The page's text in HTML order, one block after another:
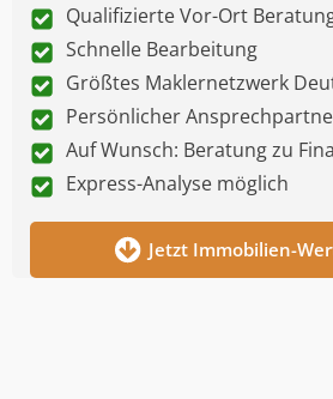
Qualifizierte Vor-Ort
Schnelle Bearbeitung
Größtes Maklernetzwerk
Persönlicher
Auf Wunsch: Beratung zu
Express-Analyse möglich
Jetzt Immobilien-